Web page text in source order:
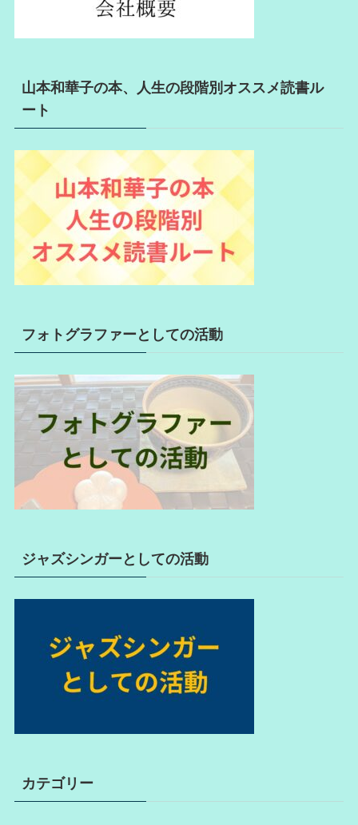
山本和華子の本、人生の段階別オススメ読書ル
ート
フォトグラファーとしての活動
ジャズシンガーとしての活動
カテゴリー